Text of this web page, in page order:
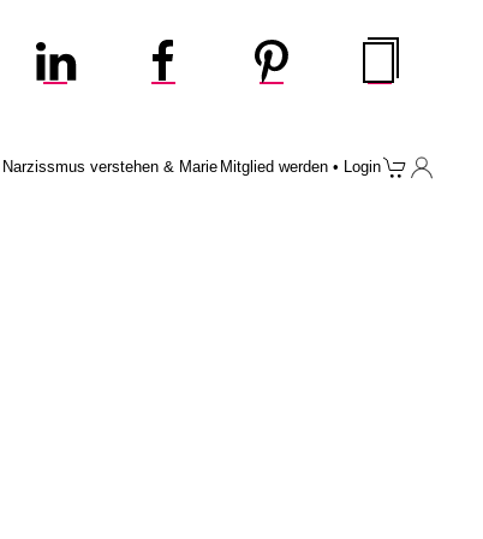
Narzissmus verstehen & Marie Mitglied werden • Login